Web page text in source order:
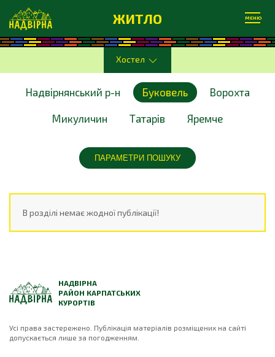
ЖИТЛО МЕНЮ
Хостел
Надвірнянський р-н Буковель Ворохта
Микуличин Татарів Яремче
ПАРАМЕТРИ ПОШУКУ
В розділі немає жодної публікації!
НАДВІРНА
РАЙОН КАРПАТСЬКИХ
КУРОРТІВ
Усі права застережено. Публікація матеріалів розміщених на сайті
допускається лише за погодженням.